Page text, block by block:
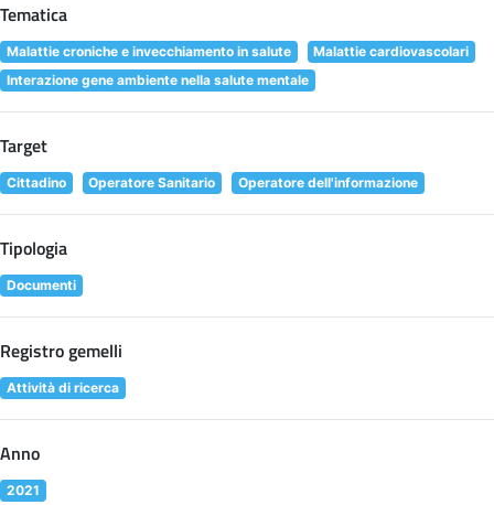
Tematica
Malattie croniche e invecchiamento in salute
Malattie cardiovascolari
Interazione gene ambiente nella salute mentale
Target
Cittadino Operatore Sanitario Operatore dell'informazione
Tipologia
Documenti
Registro gemelli
Attività di ricerca
Anno
2021